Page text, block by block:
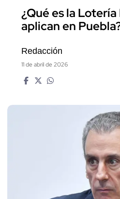
¿Qué es la
aplican en
Redacción
11 de abril de 2026